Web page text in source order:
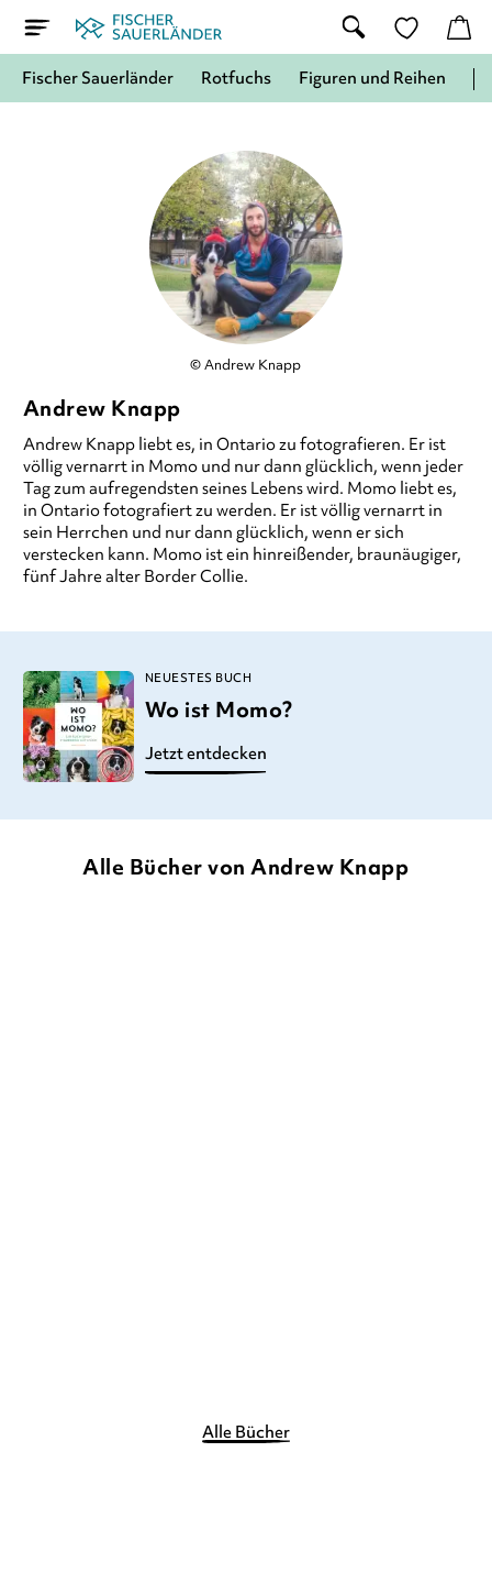
Fischer Sauerländer Rotfuchs Figuren und Reihen
© Andrew Knapp
Andrew Knapp
Andrew Knappliebt es, in Ontario zu fotografieren. Er ist
völlig vernarrt in Momo und nur dann glücklich, wenn jeder
Tag zum aufregendsten seines Lebens wird. Momo liebt es,
in Ontario fotografiert zu werden. Er ist völlig vernarrt in
sein Herrchen und nur dann glücklich, wenn er sich
verstecken kann. Momo ist ein hinreißender, braunäugiger,
fünf Jahre alter Border Collie.
NEUESTES BUCH
Wo ist Momo?
Jetzt entdecken
Alle Bücher von Andrew Knapp
Alle Bücher